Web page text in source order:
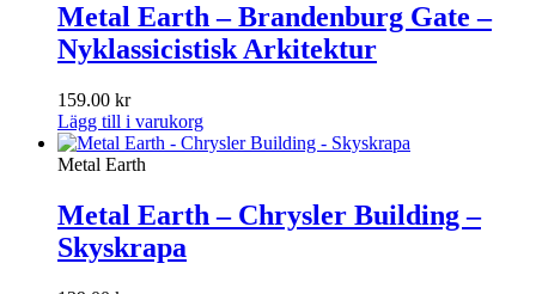
Metal Earth – Brandenburg Gate –
Nyklassicistisk Arkitektur
159.00 kr
Lägg till i varukorg
Metal Earth
Metal Earth – Chrysler Building –
Skyskrapa